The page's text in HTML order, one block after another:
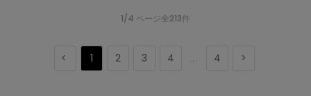
1/4 ページ全213件
1 2 3 4 ... 4